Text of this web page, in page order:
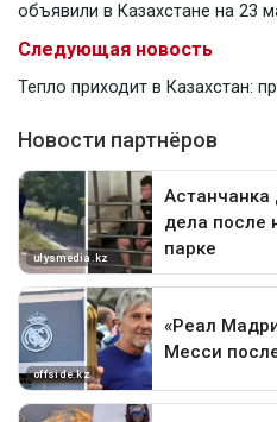
объявили в Казахстане на 23
Следующая новость
Тепло приходит в Казахстан: